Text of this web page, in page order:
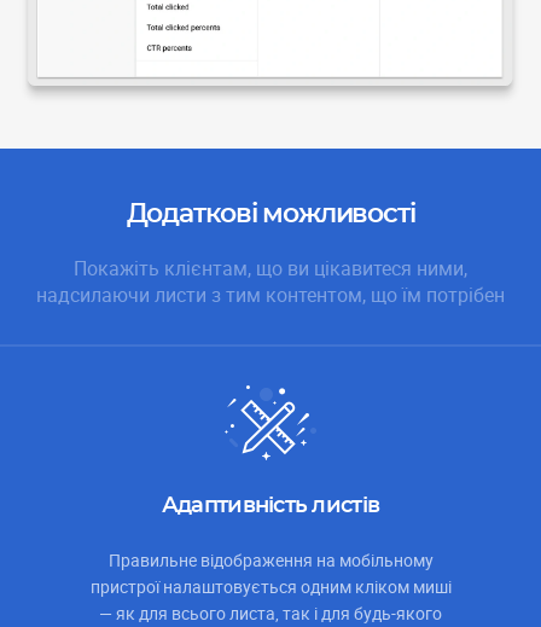
Додаткові можливості
Покажіть клієнтам, що ви цікавитеся ними,
надсилаючи листи з тим контентом, що їм потрібен
Адаптивність листів
Правильне відображення на мобільному
пристрої налаштовується одним кліком миші
— як для всього листа, так і для будь-якого